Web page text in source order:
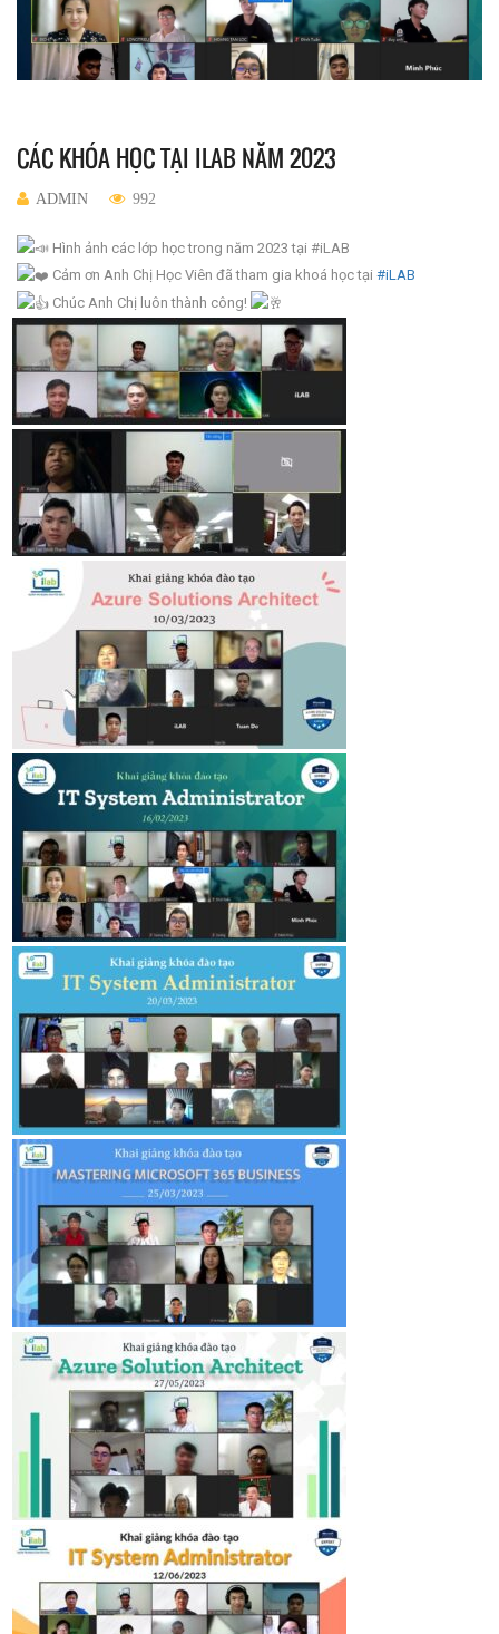
CÁC KHÓA HỌC TẠI ILAB NĂM 2023
ADMIN 992
Hình ảnh các lớp học trong năm 2023 tại #iLAB
Cảm ơn Anh Chị Học Viên đã tham gia khoá học tại #iLAB
Chúc Anh Chị luôn thành công!